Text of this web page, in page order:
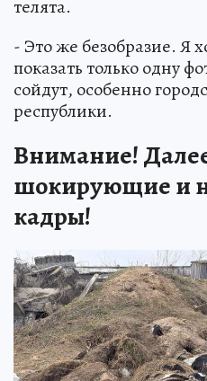
телята.
- Это же безобразие. Я
показать только одну
сойдут, особенно
республики.
Внимание!
шокирующие и
кадры!